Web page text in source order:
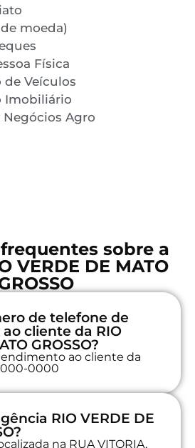
moeda)
Física
Veículos
Imobiliário
Agro
sobre a
VERDE DE MATO
de telefone de
cliente da RIO
GROSSO?
ao cliente da
0000
RIO VERDE DE
na RUA VITORIA,